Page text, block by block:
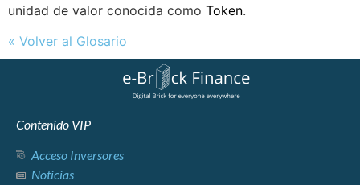
unidad de valor conocida como Token.
« Volver al Glosario
Contenido VIP
Acceso Inversores
Noticias